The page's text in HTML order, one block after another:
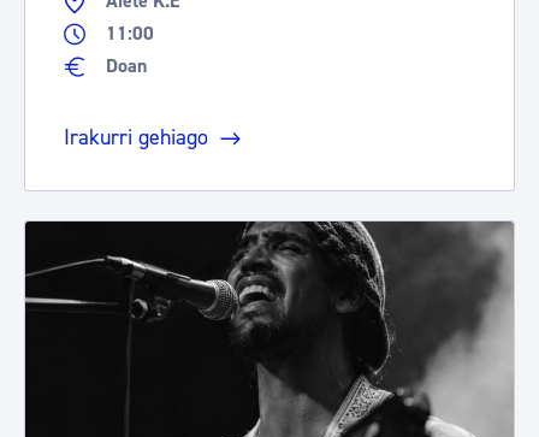
11:00
Doan
Irakurri gehiago